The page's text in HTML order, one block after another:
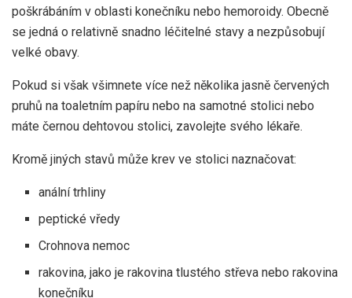
poškrábáním v oblasti konečníku nebo hemoroidy. Obecně
se jedná o relativně snadno léčitelné stavy a nezpůsobují
velké obavy.
Pokud si však všimnete více než několika jasně červených
pruhů na toaletním papíru nebo na samotné stolici nebo
máte černou dehtovou stolici, zavolejte svého lékaře.
Kromě jiných stavů může krev ve stolici naznačovat:
anální trhliny
peptické vředy
Crohnova nemoc
rakovina, jako je rakovina tlustého střeva nebo rakovina
konečníku